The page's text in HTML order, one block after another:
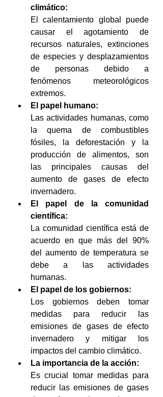
climático:
El calentamiento global puede
causar el agotamiento de
recursos naturales, extinciones
de especies y desplazamientos
de personas debido a
fenómenos meteorológicos
extremos.
El papel humano:
Las actividades humanas, como
la quema de combustibles
fósiles, la deforestación y la
producción de alimentos, son
las principales causas del
aumento de gases de efecto
invernadero.
El papel de la comunidad
científica:
La comunidad científica está de
acuerdo en que más del 90%
del aumento de temperatura se
debe a las actividades
humanas.
El papel de los gobiernos:
Los gobiernos deben tomar
medidas para reducir las
emisiones de gases de efecto
invernadero y mitigar los
impactos del cambio climático.
La importancia de la acción:
Es crucial tomar medidas para
reducir las emisiones de gases